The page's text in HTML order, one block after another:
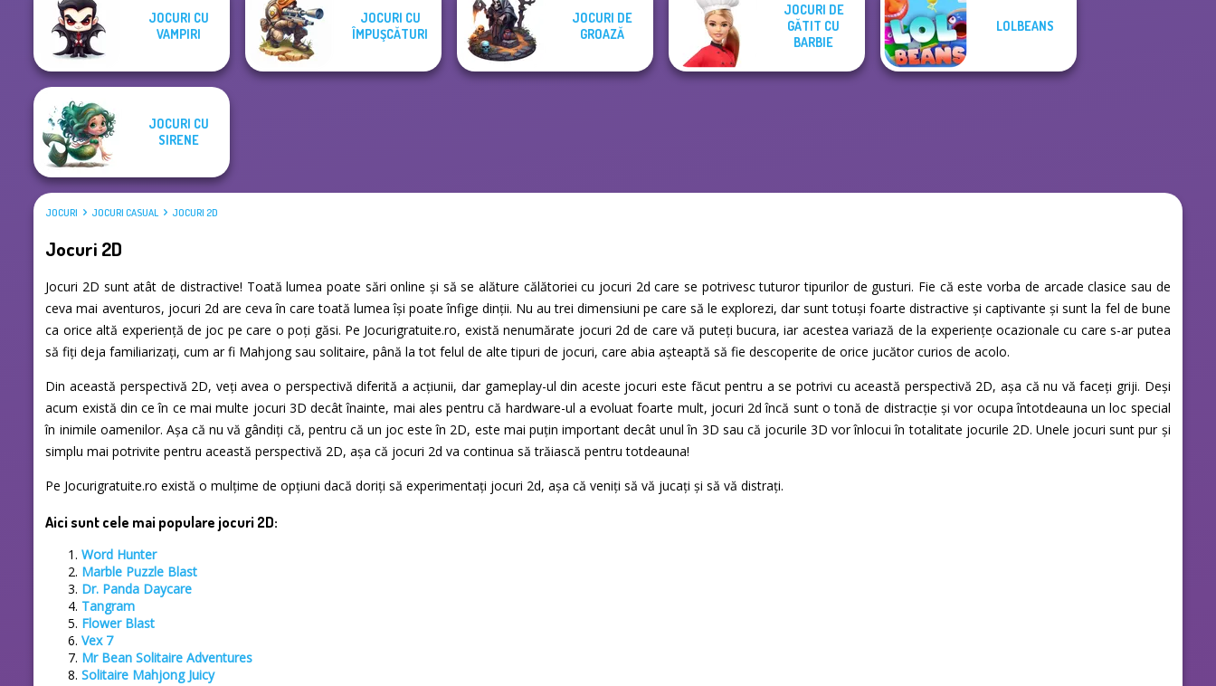
JOCURI CU
VAMPIRI
JOCURI CU
ÎMPUŞCĂTURI
JOCURI DE
GROAZĂ
JOCURI DE
GĂTIT CU
BARBIE
LOLBEANS
JOCURI CU
SIRENE
JOCURI JOCURI CASUAL JOCURI 2D
Jocuri 2D
Jocuri 2D sunt atât de distractive! Toată lumea poate sări online și să se alăture călătoriei cu jocuri 2d care se potrivesc tuturor tipurilor de gusturi. Fie că este vorba de arcade clasice sau de
ceva mai aventuros, jocuri 2d are ceva în care toată lumea își poate înfige dinții. Nu au trei dimensiuni pe care să le explorezi, dar sunt totuși foarte distractive și captivante și sunt la fel de bune
ca orice altă experiență de joc pe care o poți găsi. Pe Jocurigratuite.ro, există nenumărate jocuri 2d de care vă puteți bucura, iar acestea variază de la experiențe ocazionale cu care s-ar putea
să fiți deja familiarizați, cum ar fi Mahjong sau solitaire, până la tot felul de alte tipuri de jocuri, care abia așteaptă să fie descoperite de orice jucător curios de acolo.
Din această perspectivă 2D, veți avea o perspectivă diferită a acțiunii, dar gameplay-ul din aceste jocuri este făcut pentru a se potrivi cu această perspectivă 2D, așa că nu vă faceți griji. Deși
acum există din ce în ce mai multe jocuri 3D decât înainte, mai ales pentru că hardware-ul a evoluat foarte mult, jocuri 2d încă sunt o tonă de distracție și vor ocupa întotdeauna un loc special
în inimile oamenilor. Așa că nu vă gândiți că, pentru că un joc este în 2D, este mai puțin important decât unul în 3D sau că jocurile 3D vor înlocui în totalitate jocurile 2D. Unele jocuri sunt pur și
simplu mai potrivite pentru această perspectivă 2D, așa că jocuri 2d va continua să trăiască pentru totdeauna!
Pe Jocurigratuite.ro există o mulțime de opțiuni dacă doriți să experimentați jocuri 2d, așa că veniți să vă jucați și să vă distrați.
Aici sunt cele mai populare jocuri 2D:
Word Hunter
Marble Puzzle Blast
Dr. Panda Daycare
Tangram
Flower Blast
Vex 7
Mr Bean Solitaire Adventures
Solitaire Mahjong Juicy